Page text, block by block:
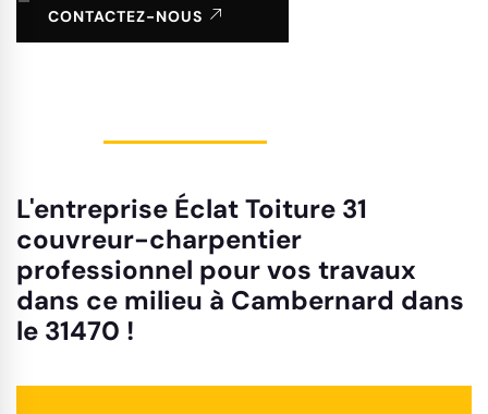
CONTACTEZ-NOUS
L'entreprise Éclat Toiture 31
couvreur-charpentier
professionnel pour vos travaux
dans ce milieu à Cambernard dans
le 31470 !